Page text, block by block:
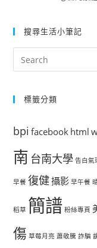
搜尋生活小筆記
標籤分類
bpi facebook html
南 台南大學 告白氣
早餐 復健攝影 早午餐
稻草 簡譜 粉絲專頁
傷 草莓月亮 蕭敬騰 詐騙